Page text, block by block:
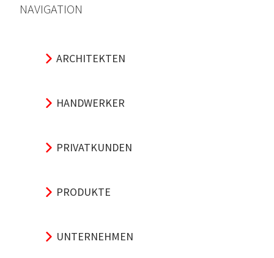
NAVIGATION
ARCHITEKTEN
HANDWERKER
PRIVATKUNDEN
PRODUKTE
UNTERNEHMEN